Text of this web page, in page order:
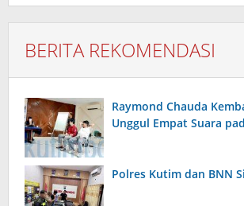
BERITA REKOMENDASI
Raymond Chauda
Unggul Empat Suara
Polres Kutim dan BNN